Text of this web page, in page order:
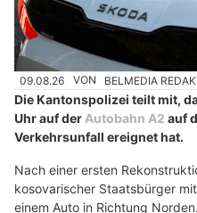
09.08.26 VON BELMEDIA
Die Kantonspolizei teilt mit,
Uhr auf der Autobahn A2 auf
Verkehrsunfall ereignet hat.
Nach einer ersten
kosovarischer Staatsbürger
einem Auto in Richtung